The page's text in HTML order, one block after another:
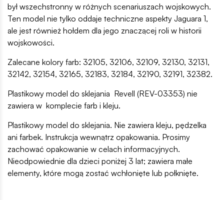
był wszechstronny w różnych scenariuszach wojskowych.
Ten model nie tylko oddaje techniczne aspekty Jaguara 1,
ale jest również hołdem dla jego znaczącej roli w historii
wojskowości.
Zalecane kolory farb: 32105, 32106, 32109, 32130, 32131,
32142, 32154, 32165, 32183, 32184, 32190, 32191, 32382.
Plastikowy model do sklejania Revell (REV-03353) nie
zawiera w komplecie farb i kleju.
Plastikowy model do sklejania. Nie zawiera kleju, pędzelka
ani farbek. Instrukcja wewnątrz opakowania. Prosimy
zachować opakowanie w celach informacyjnych.
Nieodpowiednie dla dzieci poniżej 3 lat; zawiera małe
elementy, które mogą zostać wchłonięte lub połknięte.